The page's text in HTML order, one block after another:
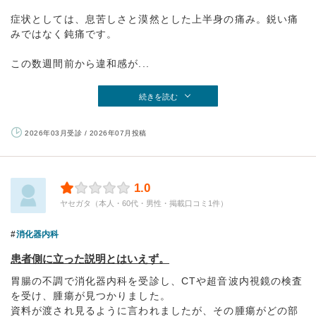
症状としては、息苦しさと漠然とした上半身の痛み。鋭い痛
みではなく鈍痛です。
この数週間前から違和感が...
続きを読む
2026年03月受診 / 2026年07月投稿
1.0
ヤセガタ（本人・60代・男性・掲載口コミ1件）
消化器内科
患者側に立った説明とはいえず。
胃腸の不調で消化器内科を受診し、CTや超音波内視鏡の検査
を受け、腫瘍が見つかりました。
資料が渡され見るように言われましたが、その腫瘍がどの部